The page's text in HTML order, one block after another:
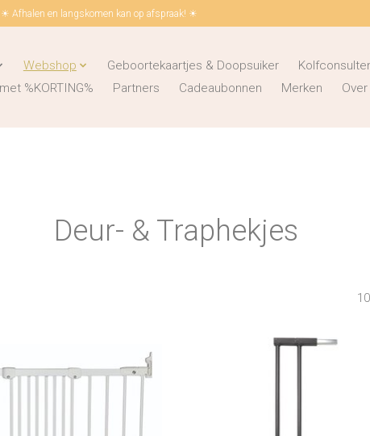
Afhalen en langskomen kan op afspraak! ☀
Webshop Geboortekaartjes & Doopsuiker
%KORTING%
Partners Cadeaubonnen Merken
Deur- & Traphekjes